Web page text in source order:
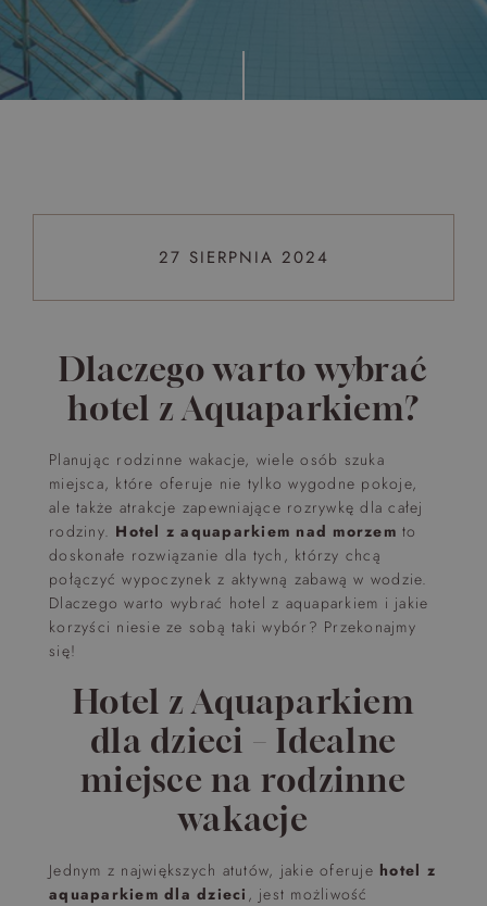
Top 5 bestsellers
WAKACJE nad morzem - Wyspa Skarbów - Pełne
atrakcji Lato 2026
27 SIERPNIA 2024
Dlaczego warto wybrać
hotel z Aquaparkiem?
Planując rodzinne wakacje, wiele osób szuka
miejsca, które oferuje nie tylko wygodne pokoje,
ale także atrakcje zapewniające rozrywkę dla całej
rodziny. Hotel z aquaparkiem nad morzem to
doskonałe rozwiązanie dla tych, którzy chcą
połączyć wypoczynek z aktywną zabawą w wodzie.
Dlaczego warto wybrać hotel z aquaparkiem i jakie
korzyści niesie ze sobą taki wybór? Przekonajmy
się!
Hotel z Aquaparkiem
dla dzieci – Idealne
miejsce na rodzinne
wakacje
Jednym z największych atutów, jakie oferuje hotel z
aquaparkiem dla dzieci , jest możliwość